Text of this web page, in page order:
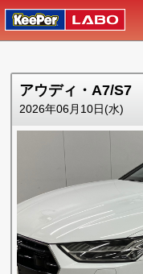
アウディ・A7/S7
2026年06月10日(水)